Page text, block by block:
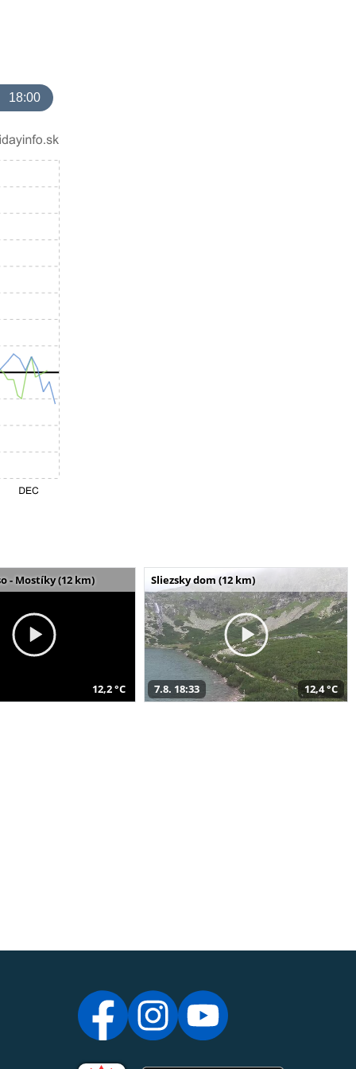
18:00
- Mostíky (12 km)
12,2 °C
Sliezsky dom (12 km)
7.8. 18:33 12,4 °C